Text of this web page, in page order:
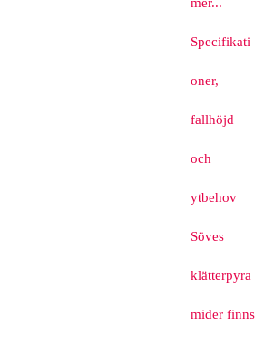
Specifikati
oner,
fallhöjd
och
ytbehov
Söves
klätterpyra
mider finns